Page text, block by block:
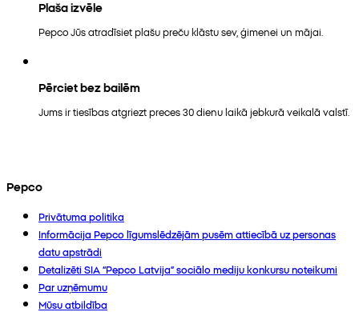
Plaša izvēle
Pepco Jūs atradīsiet plašu preču klāstu sev, ģimenei un mājai.
Pērciet bez bailēm
Jums ir tiesības atgriezt preces 30 dienu laikā jebkurā veikalā valstī.
Pepco
Privātuma politika
Informācija Pepco līgumslēdzējām pusēm attiecībā uz personas
datu apstrādi
Detalizēti SIA “Pepco Latvija” sociālo mediju konkursu noteikumi
Par uzņēmumu
Mūsu atbildība